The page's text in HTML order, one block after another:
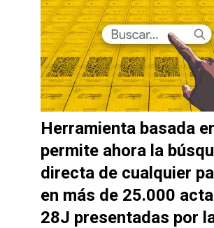
Herramienta basada
permite ahora la
directa de cualquier
en más de 25.000
28J presentadas por